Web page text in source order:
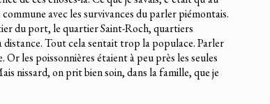
avec les survivances du parler piémontais.
du port, le quartier Saint-Roch, quartiers
distance. Tout cela sentait trop la populace. Parler
les poissonnières étaient à peu près les seules
nissard, on prit bien soin, dans la famille, que je